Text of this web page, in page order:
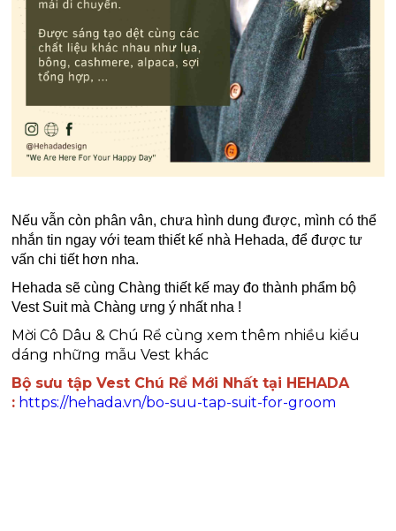
Nếu vẫn còn phân vân, chưa hình dung được, mình có thể
nhắn tin ngay với team thiết kế nhà Hehada, để được tư
vấn chi tiết hơn nha.
Hehada sẽ cùng Chàng thiết kế may đo thành phẩm bộ
Vest Suit mà Chàng ưng ý nhất nha !
Mời Cô Dâu & Chú Rể cùng xem thêm nhiều kiểu
dáng những mẫu Vest khác
Bộ sưu tập Vest Chú Rể Mới Nhất tại HEHADA
: https://hehada.vn/bo-suu-tap-suit-for-groom